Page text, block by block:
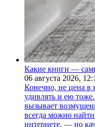
Какие книги —
06 августа 2026,
Конечно, не цена
удивлять и ею
вызывает
всегда можно
интернете, — но